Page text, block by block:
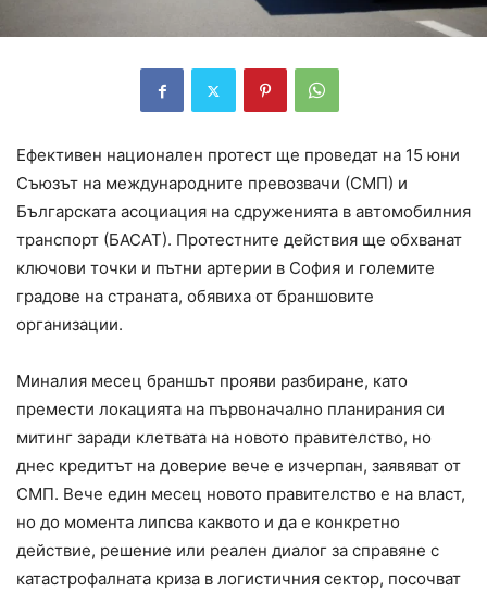
Ефективен национален протест ще проведат на 15 юни
Съюзът на международните превозвачи (СМП) и
Българската асоциация на сдруженията в автомобилния
транспорт (БАСАТ). Протестните действия ще обхванат
ключови точки и пътни артерии в София и големите
градове на страната, обявиха от браншовите
организации.
Миналия месец браншът прояви разбиране, като
премести локацията на първоначално планирания си
митинг заради клетвата на новото правителство, но
днес кредитът на доверие вече е изчерпан, заявяват от
СМП. Вече един месец новото правителство е на власт,
но до момента липсва каквото и да е конкретно
действие, решение или реален диалог за справяне с
катастрофалната криза в логистичния сектор, посочват